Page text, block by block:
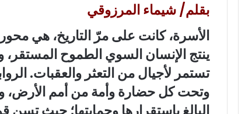
بقلم/ شيماء المرزوقي
الأسرة، كانت على مرّ التاريخ، هي
ينتج الإنسان السوي الطموح
تستمر لأجيال من التعثر والعقبات.
وتحت كل حضارة وأمة من أمم الأرض،
البالغ باستقرارها وحمايتها؛ حيث